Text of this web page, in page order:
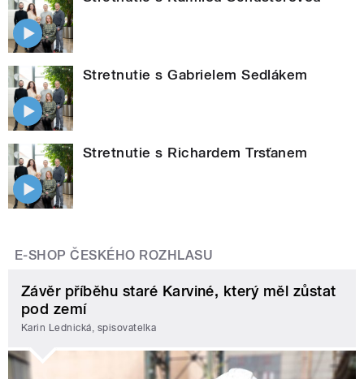
Stretnutie s Gabrielem Sedlákem
Stretnutie s Richardem Trsťanem
E-SHOP ČESKÉHO ROZHLASU
Závěr příběhu staré Karviné, který měl zůstat
pod zemí
Karin Lednická, spisovatelka